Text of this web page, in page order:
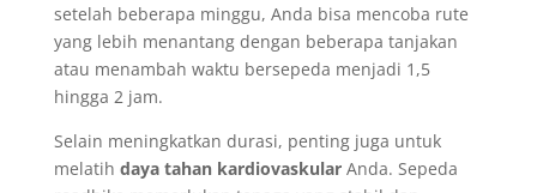
setelah beberapa minggu, Anda bisa mencoba rute
yang lebih menantang dengan beberapa tanjakan
atau menambah waktu bersepeda menjadi 1,5
hingga 2 jam.
Selain meningkatkan durasi, penting juga untuk
melatih daya tahan kardiovaskularAnda. Sepeda